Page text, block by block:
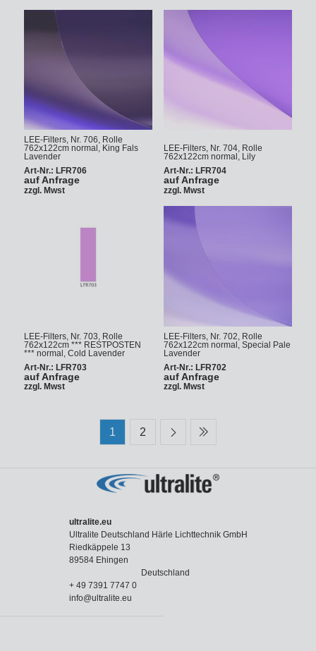
LEE-Filters, Nr. 706, Rolle
762x122cm normal, King Fals
Lavender
Art-Nr.: LFR706
auf Anfrage
zzgl. Mwst
LEE-Filters, Nr. 704, Rolle
762x122cm normal, Lily
Art-Nr.: LFR704
auf Anfrage
zzgl. Mwst
LEE-Filters, Nr. 703, Rolle
762x122cm *** RESTPOSTEN
*** normal, Cold Lavender
Art-Nr.: LFR703
auf Anfrage
zzgl. Mwst
LEE-Filters, Nr. 702, Rolle
762x122cm normal, Special Pale
Lavender
Art-Nr.: LFR702
auf Anfrage
zzgl. Mwst
1 2
ultralite.eu
Ultralite Deutschland Härle Lichttechnik GmbH
Riedkäppele 13
89584 Ehingen
Deutschland
+ 49 7391 7747 0
info@ultralite.eu